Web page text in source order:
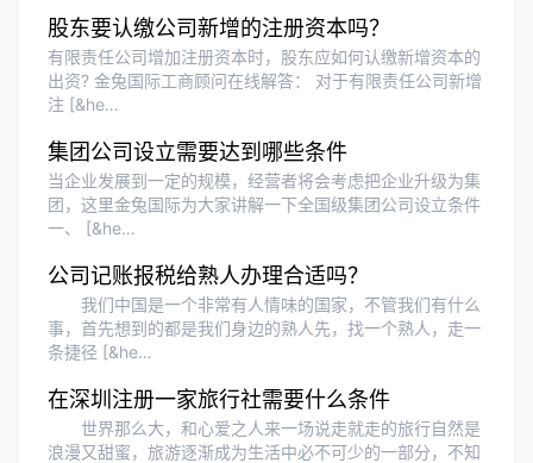
美！
香港公司注册和审计服务专业高效，非常
满意。
股东要认缴公司新增的注册资本吗？
有限责任公司增加注册资本时，股东应如何认缴新增资本的
出资? 金兔国际工商顾问在线解答： 对于有限责任公司新增
注 [&he…
集团公司设立需要达到哪些条件
当企业发展到一定的规模，经营者将会考虑把企业升级为集
团，这里金兔国际为大家讲解一下全国级集团公司设立条件
一、 [&he…
公司记账报税给熟人办理合适吗？
我们中国是一个非常有人情味的国家，不管我们有什么
事，首先想到的都是我们身边的熟人先，找一个熟人，走一
条捷径 [&he…
在深圳注册一家旅行社需要什么条件
世界那么大，和心爱之人来一场说走就走的旅行自然是
浪漫又甜蜜，旅游逐渐成为生活中必不可少的一部分，不知